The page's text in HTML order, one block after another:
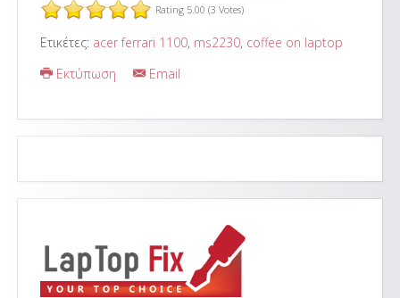
Rating 5.00 (3 Votes)
Ετικέτες: acer ferrari 1100, ms2230, coffee on laptop
Εκτύπωση
Email